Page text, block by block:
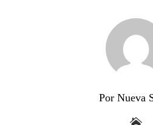
Por Nueva